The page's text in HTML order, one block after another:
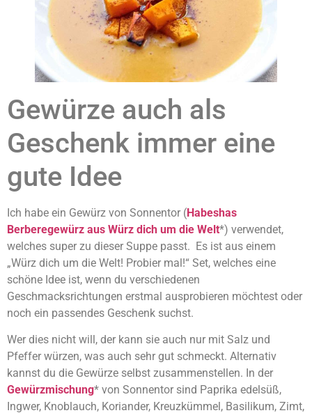
Gewürze auch als
Geschenk immer eine
gute Idee
Ich habe ein Gewürz von Sonnentor (Habeshas
Berberegewürz aus Würz dich um die Welt*) verwendet,
welches super zu dieser Suppe passt. Es ist aus einem
„Würz dich um die Welt! Probier mal!“ Set, welches eine
schöne Idee ist, wenn du verschiedenen
Geschmacksrichtungen erstmal ausprobieren möchtest oder
noch ein passendes Geschenk suchst.
Wer dies nicht will, der kann sie auch nur mit Salz und
Pfeffer würzen, was auch sehr gut schmeckt. Alternativ
kannst du die Gewürze selbst zusammenstellen. In der
Gewürzmischung* von Sonnentor sind Paprika edelsüß,
Ingwer, Knoblauch, Koriander, Kreuzkümmel, Basilikum, Zimt,